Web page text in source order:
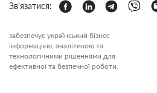
Зв'язатися:
забезпечує український бізнес
інформацією, аналітикою та
технологічними рішеннями для
ефективної та безпечної роботи.